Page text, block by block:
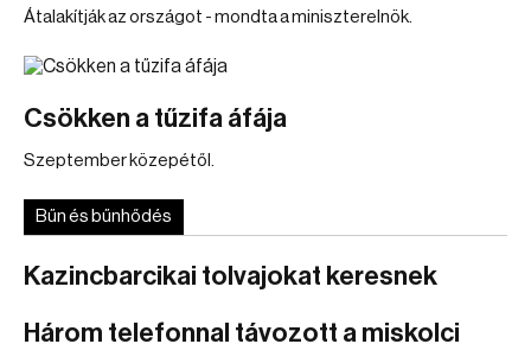
Átalakítják az országot - mondta a miniszterelnök.
Csökken a tűzifa áfája
Szeptember közepétől.
Bűn és bűnhődés
Kazincbarcikai tolvajokat keresnek
Három telefonnal távozott a miskolci